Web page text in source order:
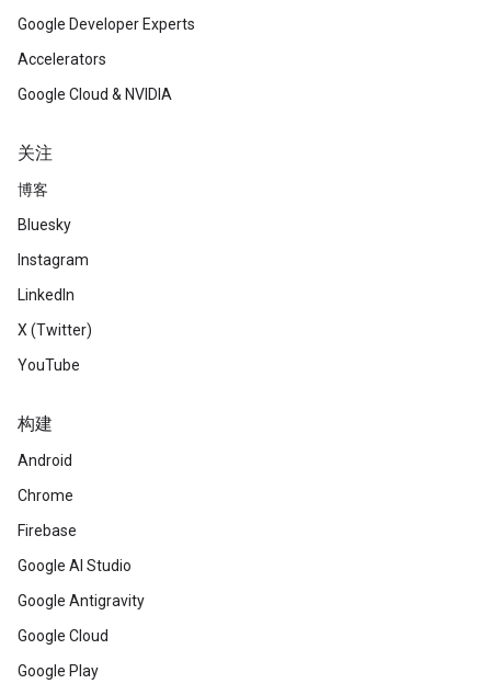
Google Developer Experts
Accelerators
Google Cloud & NVIDIA
关注
博客
Bluesky
Instagram
LinkedIn
X (Twitter)
YouTube
构建
Android
Chrome
Firebase
Google AI Studio
Google Antigravity
Google Cloud
Google Play